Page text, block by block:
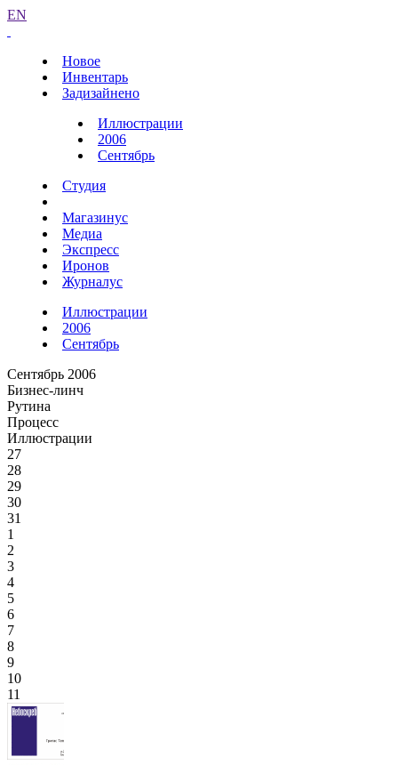
EN
Новое
Инвентарь
Задизайнено
Иллюстрации
2006
Сентябрь
Студия
Магазинус
Медиа
Экспресс
Иронов
Журналус
Иллюстрации
2006
Сентябрь
Сентябрь 2006
Бизнес-линч
Рутина
Процесс
Иллюстрации
27
28
29
30
31
1
2
3
4
5
6
7
8
9
10
11